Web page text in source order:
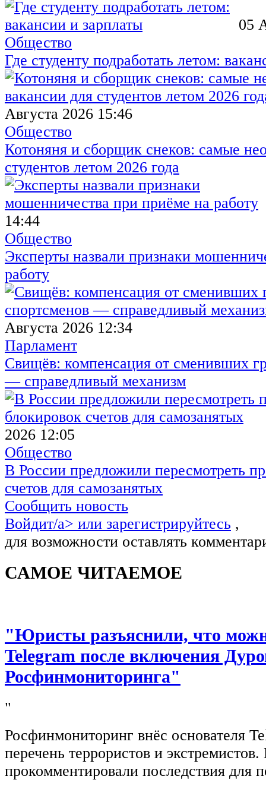
05
Общество
Где студенту подработать летом:
Августа 2026 15:46
Общество
Котоняня и сборщик снеков: самые
студентов летом 2026 года
14:44
Общество
Эксперты назвали признаки
работу
Августа 2026 12:34
Парламент
Свищёв: компенсация от сменивших
— справедливый механизм
2026 12:05
Общество
В России предложили пересмотреть
счетов для самозанятых
Сообщить новость
Войдит/a> или зарегистрируйтесь ,
для возможности оставлять
САМОЕ ЧИТАЕМОЕ
"Юристы разъяснили, что
Telegram после включения
Росфинмониторинга"
"
Росфинмониторинг внёс основателя
перечень террористов и
прокомментировали последствия для